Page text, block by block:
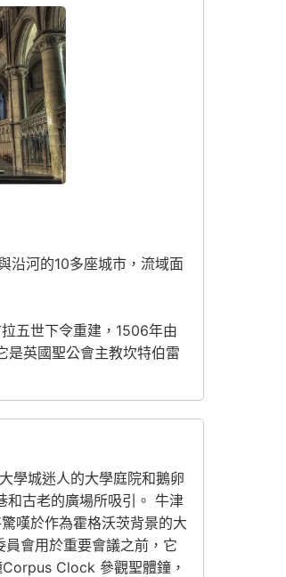
沿河的10多座城市，流域面
五世下令重建，1506年由
是英國聖公會主教坎特伯雷
學城迷人的大學庭院和鵝卵
和古老的廣場所吸引。 牛津
嘆於作為霍格沃茨背景的大
會用於重要會議之前，它
Clock 參觀聖體鐘，